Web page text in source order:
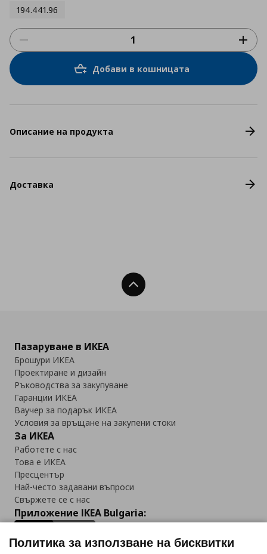
194.441.96
Добави в кошницата
Описание на продукта
Доставка
Нагоре
Пазаруване в ИКЕА
Брошури ИКЕА
Проектиране и дизайн
Ръководства за закупуване
Гаранции ИКЕА
Ваучер за подарък ИКЕА
Условия за връщане на закупени стоки
За ИКЕА
Работете с нас
Това е ИКЕА
Пресцентър
Най-често задавани въпроси
Свържете се с нас
Приложение IKEA Bulgaria:
Политика за използване на бисквитки